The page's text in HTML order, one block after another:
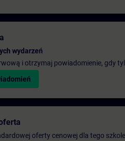
wydarzeń
i otrzymaj powiadomienie, gdy
oferty cenowej dla tego